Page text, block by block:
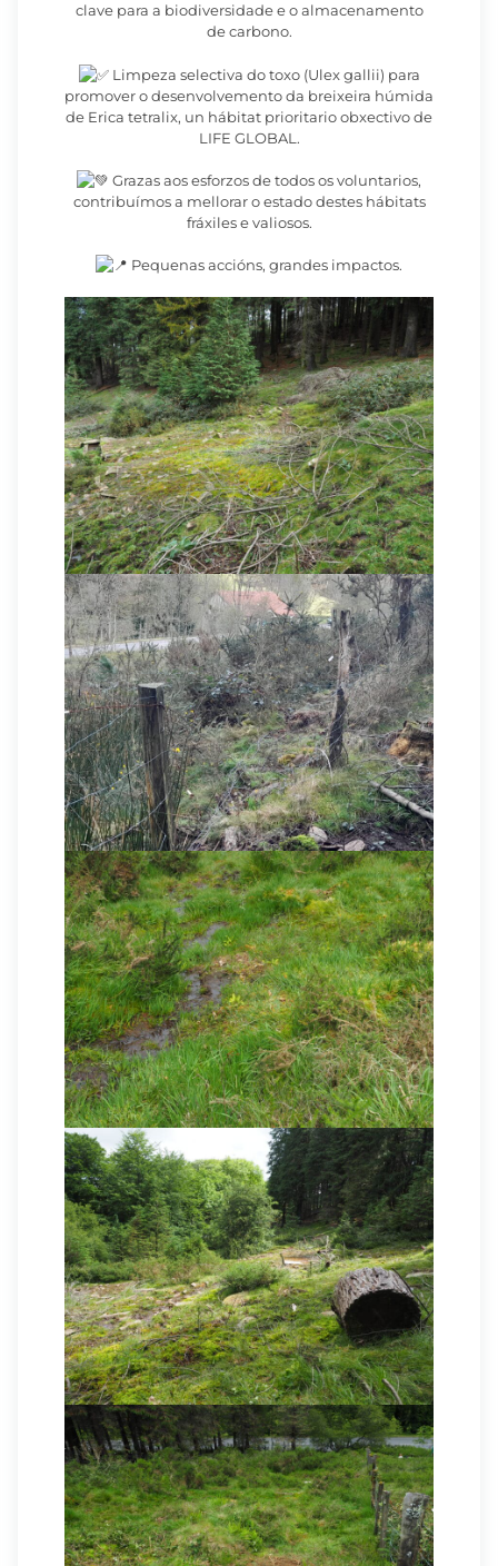
clave para a biodiversidade e o almacenamento
de carbono.
Limpeza selectiva do toxo (Ulex gallii) para
promover o desenvolvemento da breixeira húmida
de Erica tetralix, un hábitat prioritario obxectivo de
LIFE GLOBAL.
Grazas aos esforzos de todos os voluntarios,
contribuímos a mellorar o estado destes hábitats
fráxiles e valiosos.
Pequenas accións, grandes impactos.